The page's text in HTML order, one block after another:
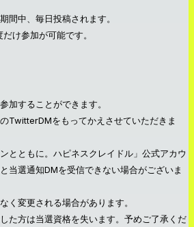
間中、毎日投稿されます。
け参加が可能です。
加することができます。
TwitterDMをもってかえさせていただきま
とともに。ハピネスクレイドル」公式アカウ
当選通知DMを受信できない場合がございま
く変更される場合があります。
た方は当選資格を失います。予めご了承くだ